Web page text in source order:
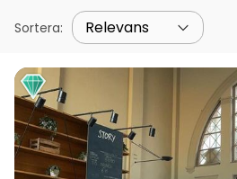
Sortera: